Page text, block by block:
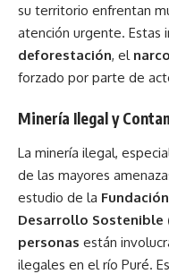
su territorio enfrentan
atención urgente. Estas
deforestación, el
forzado por parte de
Minería Ilegal y
La minería ilegal,
de las mayores
estudio de la
Desarrollo Sostenible
personas están
ilegales en el río Puré.